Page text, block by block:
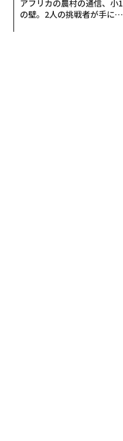
アフリカの農村の通信、小1
の壁。2人の挑戦者が手にし